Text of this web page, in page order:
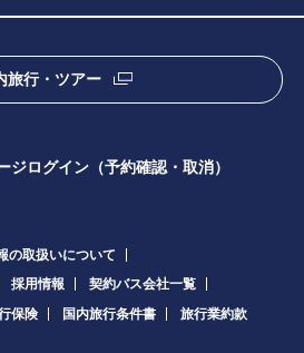
旅行・ツアー
ジログイン（予約確認・取消）
の取扱いについて
採用情報
契約バス会社一覧
保険 国内旅行条件書 旅行業約款